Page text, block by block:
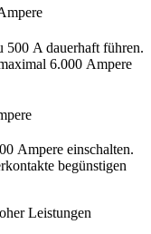
500 A dauerhaft führen.
6.000 Ampere
Ampere einschalten.
begünstigen
Leistungen